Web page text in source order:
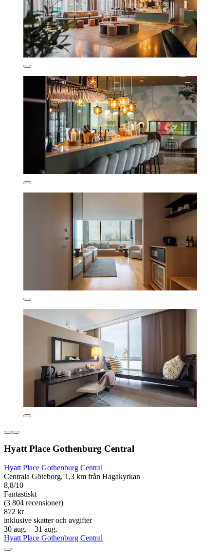
Hyatt Place Gothenburg Central
Hyatt Place Gothenburg Central
Centrala Göteborg, 1,3 km från Hagakyrkan
8,8/10
Fantastiskt
(3 804 recensioner)
872 kr
inklusive skatter och avgifter
30 aug. – 31 aug.
Hyatt Place Gothenburg Central